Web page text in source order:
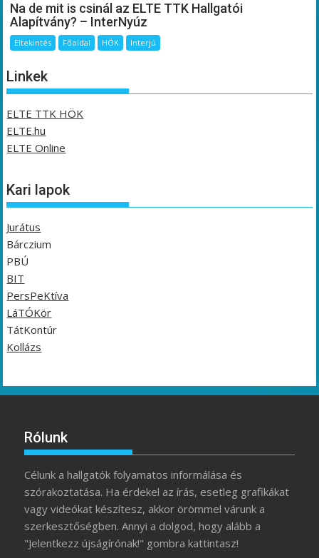
Na de mit is csinál az ELTE TTK Hallgatói
Alapítvány? – InterNyúz
Eltekintés Főoldal HÖK Interjú
Linkek
ELTE TTK HÖK
ELTE.hu
ELTE Online
Kari lapok
Jurátus
Bárczium
PBÚ
BIT
PersPeKtíva
LáTÓKör
TátKontúr
Kollázs
Rólunk
Célunk a hallgatók folyamatos informálása és
szórakoztatása. Ha érdekel az írás, esetleg grafikákat
vagy videókat készítesz, akkor örömmel várunk a
szerkesztőségben. Annyi a dolgod, hogy alább a
"Jelentkezz újságírónak!" gombra kattintasz!